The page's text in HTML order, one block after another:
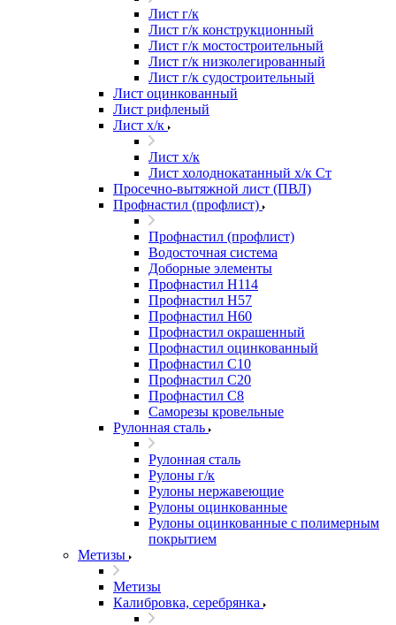
Лист г/к
Лист г/к конструкционный
Лист г/к мостостроительный
Лист г/к низколегированный
Лист г/к судостроительный
Лист оцинкованный
Лист рифленый
Лист х/к
Лист х/к
Лист холоднокатанный х/к Ст
Просечно-вытяжной лист (ПВЛ)
Профнастил (профлист)
Профнастил (профлист)
Водосточная система
Доборные элементы
Профнастил Н114
Профнастил Н57
Профнастил Н60
Профнастил окрашенный
Профнастил оцинкованный
Профнастил С10
Профнастил С20
Профнастил С8
Саморезы кровельные
Рулонная сталь
Рулонная сталь
Рулоны г/к
Рулоны нержавеющие
Рулоны оцинкованные
Рулоны оцинкованные с полимерным
покрытием
Метизы
Метизы
Калибровка, серебрянка